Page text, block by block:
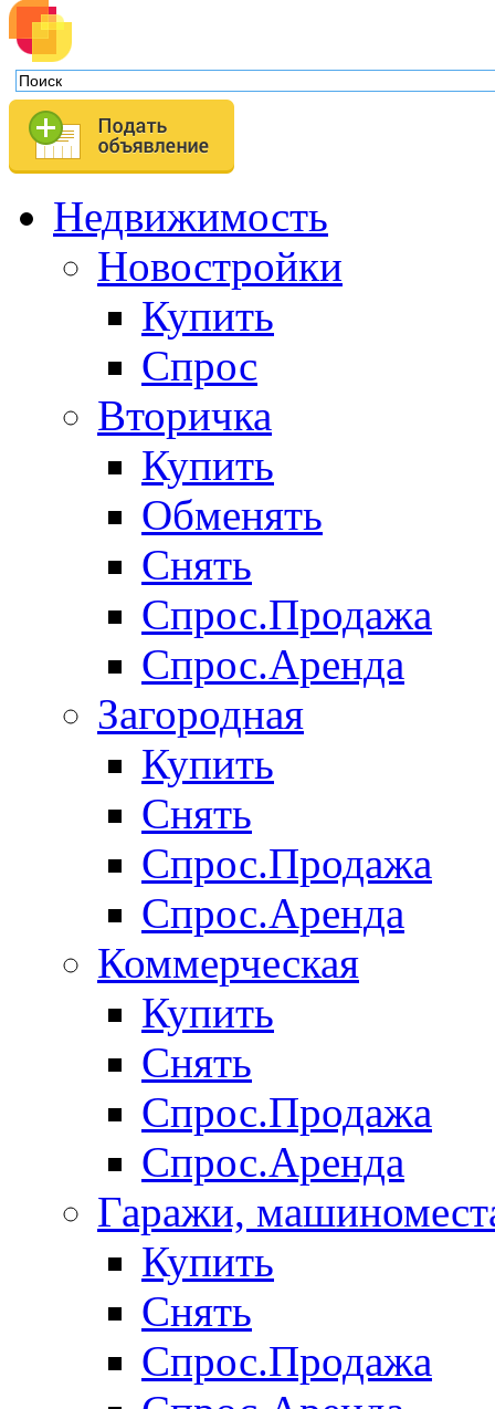
Недвижимость
Новостройки
Купить
Спрос
Вторичка
Купить
Обменять
Снять
Спрос.Продажа
Спрос.Аренда
Загородная
Купить
Снять
Спрос.Продажа
Спрос.Аренда
Коммерческая
Купить
Снять
Спрос.Продажа
Спрос.Аренда
Гаражи,
Купить
Снять
Спрос.Продажа